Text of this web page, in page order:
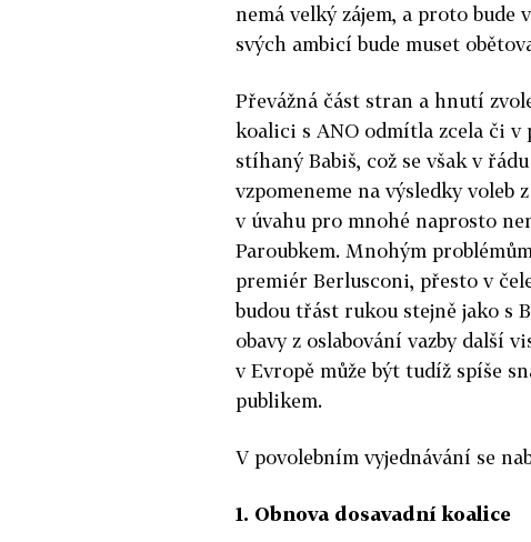
nemá velký zájem, a proto bude
svých ambicí bude muset
Převážná část stran a hnutí
koalici s ANO odmítla zcela či v
stíhaný Babiš, což se však v
vzpomeneme na výsledky
v úvahu pro mnohé naprosto
Paroubkem. Mnohým
premiér Berlusconi, přesto v
budou třást rukou stejně jako s
obavy z oslabování vazby další
v Evropě může být tudíž spíše
publikem.
V povolebním vyjednávání se
1. Obnova dosavadní koalice